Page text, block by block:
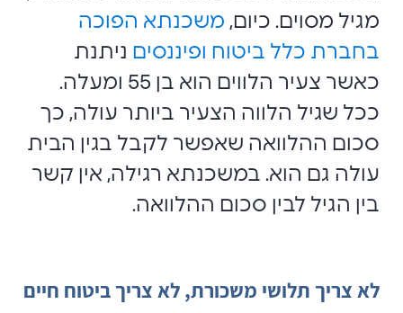
מגיל מסוים. כיום, משכנתא הפוכה
בחברת כלל ביטוח ופיננסים ניתנת
כאשר צעיר הלווים הוא בן 55 ומעלה.
ככל שגיל הלווה הצעיר ביותר עולה, כך
סכום ההלוואה שאפשר לקבל בגין הבית
עולה גם הוא. במשכנתא רגילה, אין קשר
בין הגיל לבין סכום ההלוואה.
לא צריך תלושי משכורת, לא צריך ביטוח חיים